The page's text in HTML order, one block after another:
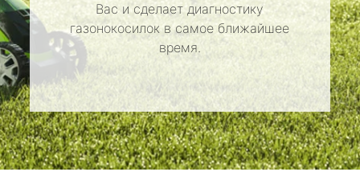
Вас и сделает диагностику
газонокосилок в самое ближайшее
время.